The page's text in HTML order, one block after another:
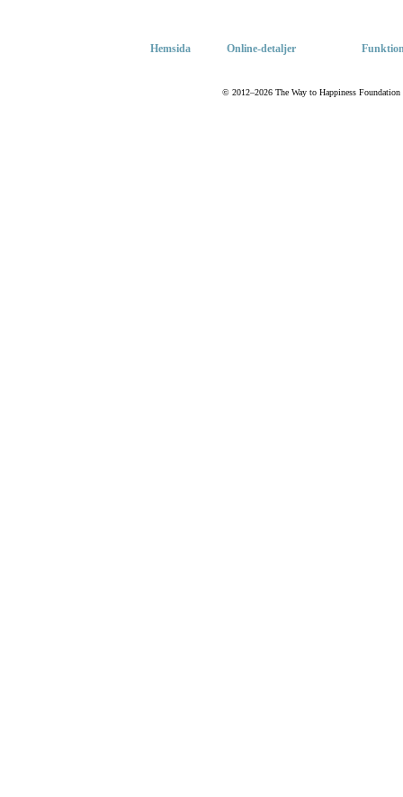
Hemsida Online-detaljer
© 2012–2026 The Way to Happiness